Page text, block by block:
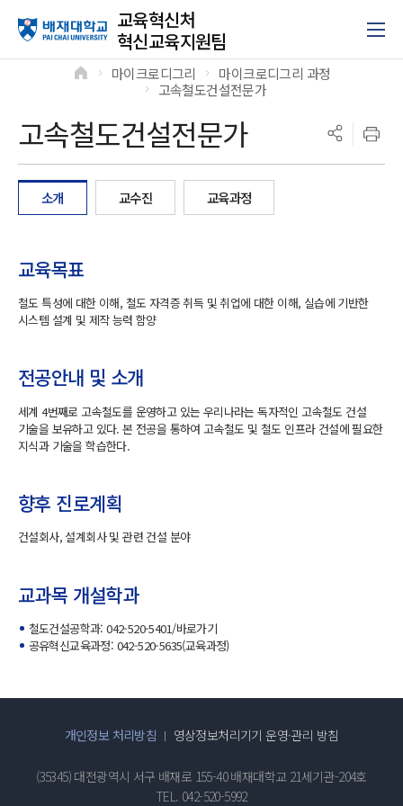
교육혁신처
혁신교육지원팀
고속철도건설전문가
마이크로디그리
>
마이크로디그리 과정
고속철도건설전문가
소개 교수진 교육과정
교육목표
철도 특성에 대한 이해, 철도 자격증 취득 및 취업에 대한 이해, 실습에 기반한
시스템 설계 및 제작 능력 함양
전공안내 및 소개
세계 4번째로 고속철도를 운영하고 있는 우리나라는 독자적인 고속철도 건설
기술을 보유하고 있다. 본 전공을 통하여 고속철도 및 철도 인프라 건설에 필요한
지식과 기술을 학습한다.
향후 진로계획
건설회사, 설계회사 및 관련 건설 분야
교과목 개설학과
철도건설공학과: 042-520-5401/바로가기
공유혁신교육과정: 042-520-5635(교육과정)
개인정보 처리방침 영상정보처리기기 운영·관리 방침
(35345) 대전광역시 서구 배재로 155-40 배재대학교 21세기관-204호
TEL. 042-520-5992